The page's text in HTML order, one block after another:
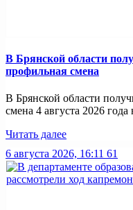
В Брянской области
профильная смена
В Брянской области
смена 4 августа 2026 года
Читать далее
6 августа 2026, 16:11 61